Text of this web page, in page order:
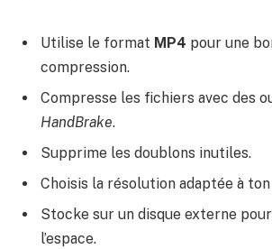
Utilise le format MP4 pour une
compression.
Compresse les fichiers avec des
HandBrake.
Supprime les doublons inutiles.
Choisis la résolution adaptée à
Stocke sur un disque externe
l’espace.